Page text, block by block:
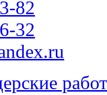
82
32